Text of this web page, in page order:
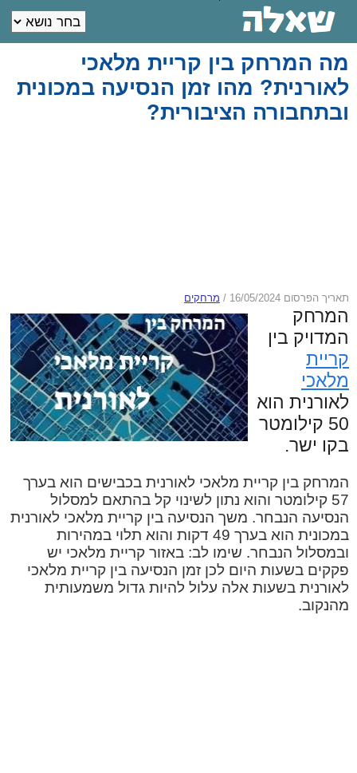
מה המרחק בין קריית מלאכי
לאורנית? מהו זמן הנסיעה במכונית
ובתחבורה הציבורית?
תאריך הפרסום 16/05/2024 / מרחקים
המרחק
המדויק בין
קריית
מלאכי
לאורנית הוא
50 קילומטר
בקו ישר.
המרחק בין קריית מלאכי לאורנית בכבישים הוא בערך
57 קילומטר והוא נתון לשינוי קל בהתאם למסלול
הנסיעה הנבחר. משך הנסיעה בין קריית מלאכי לאורנית
במכונית הוא בערך 49 דקות והוא תלוי במהירות
ובמסלול הנבחר. שימו לב: באזור קריית מלאכי יש
פקקים בשעות היום לכן זמן הנסיעה בין קריית מלאכי
לאורנית בשעות אלה עלול להיות גדול משמעותית
מהנקוב.